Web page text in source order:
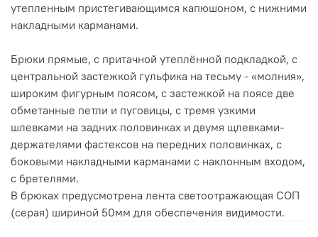
утепленным пристегивающимся капюшоном, с нижними
накладными карманами.
Брюки прямые, с притачной утеплённой подкладкой, с
центральной застежкой гульфика на тесьму - «молния»,
широким фигурным поясом, с застежкой на поясе две
обметанные петли и пуговицы, с тремя узкими
шлевками на задних половинках и двумя щлевками-
держателями фастексов на передних половинках, с
боковыми накладными карманами с наклонным входом,
с бретелями.
В брюках предусмотрена лента светоотражающая СОП
(серая) шириной 50мм для обеспечения видимости.